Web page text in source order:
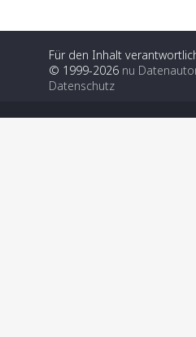
Für den Inhalt
© 1999-2026 nu
Datenschutz